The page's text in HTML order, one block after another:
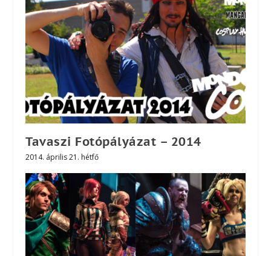
Tavaszi Fotópályázat – 2014
2014. április 21. hétfő